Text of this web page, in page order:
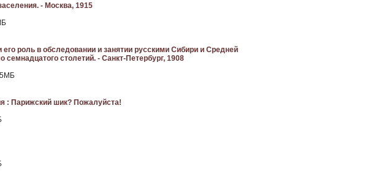
- Москва, 1915
роль в обследовании и занятии русскими Сибири и Средней
столетий. - Санкт-Петербург, 1908
: Парижский шик? Пожалуйста!